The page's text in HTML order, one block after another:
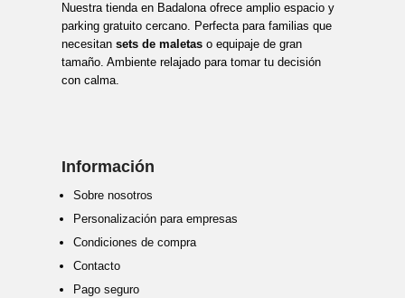
Nuestra tienda en Badalona ofrece amplio espacio y
parking gratuito cercano. Perfecta para familias que
necesitan sets de maletaso equipaje de gran
tamaño. Ambiente relajado para tomar tu decisión
con calma.
Información
Sobre nosotros
Personalización para empresas
Condiciones de compra
Contacto
Pago seguro